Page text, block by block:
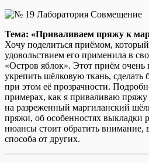
Тема: «Приваливаем пряжу к
Хочу поделиться приёмом,
удовольствием его применила в
«Остров яблок». Этот приём очень
укрепить шёлковую ткань, сделать
при этом её прозрачности.
примерах, как я приваливаю
на разреженный маргиланский
пряжи, об особенностях выкладки
нюансы стоит обратить внимание,
способа от других.